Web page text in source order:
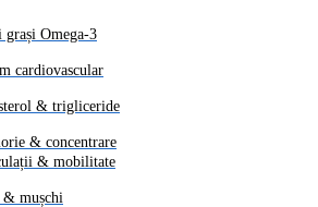
grași Omega-3
cardiovascular
& trigliceride
& concentrare
& mobilitate
& mușchi